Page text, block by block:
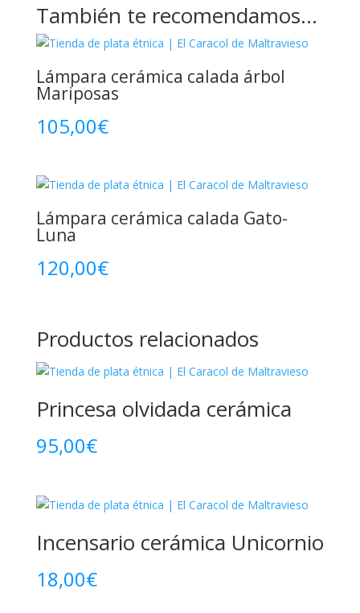
También te recomendamos…
Lámpara cerámica calada árbol
Mariposas
105,00€
Lámpara cerámica calada Gato-
Luna
120,00€
Productos relacionados
Princesa olvidada cerámica
95,00€
Incensario cerámica Unicornio
18,00€